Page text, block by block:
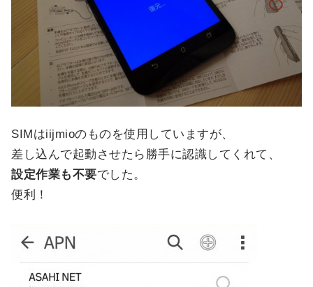
SIMはiijmioのものを使用していますが、
差し込んで起動させたら勝手に認識してくれて、
設定作業も不要でした。
便利！